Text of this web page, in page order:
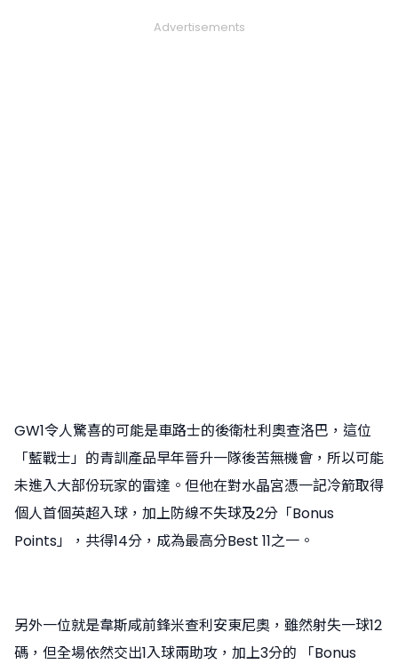
Advertisements
GW1令人驚喜的可能是車路士的後衛杜利奧查洛巴，這位
「藍戰士」的青訓產品早年晉升一隊後苦無機會，所以可能
未進入大部份玩家的雷達。但他在對水晶宮憑一記冷箭取得
個人首個英超入球，加上防線不失球及2分「Bonus
Points」，共得14分，成為最高分Best 11之一。
另外一位就是韋斯咸前鋒米查利安東尼奧，雖然射失一球12
碼，但全場依然交出1入球兩助攻，加上3分的 「Bonus